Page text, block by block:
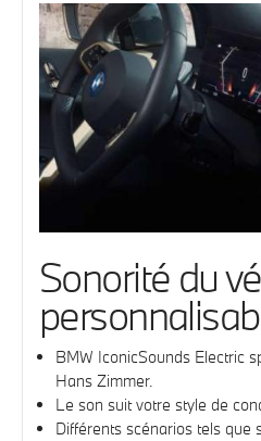
Sonorité du
BMW IconicSounds Electric
Hans Zimmer.
Le son suit votre style de
Différents scénarios tels que